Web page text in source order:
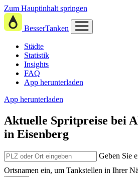
Zum Hauptinhalt springen
BesserTanken
Städte
Statistik
Insights
FAQ
App herunterladen
App herunterladen
Aktuelle Spritpreise bei
in Eisenberg
Geben Sie
Ortsnamen ein, um Tankstellen in Ihrer